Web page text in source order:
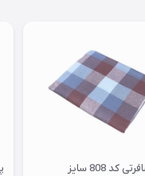
پتو مسافرتی کد 808 سایز